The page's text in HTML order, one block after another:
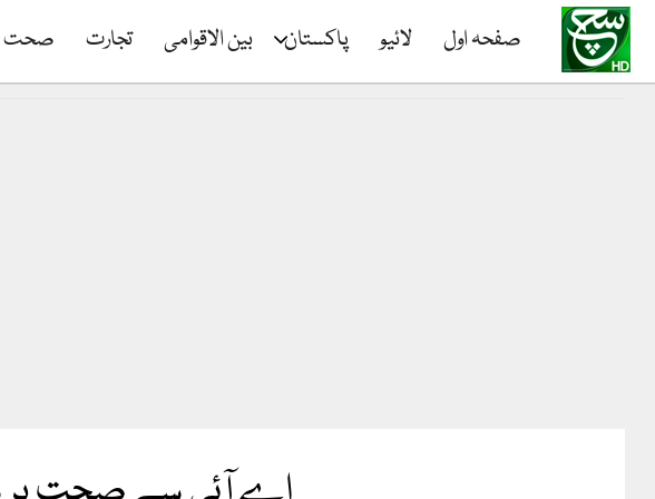
صفحہ اول لائیو پاکستان بین الاقوامی تجارت صحت